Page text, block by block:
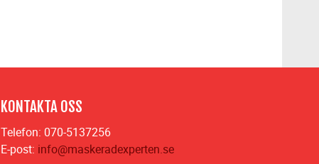
KONTAKTA OSS
Telefon: 070-5137256
E-post: info@maskeradexperten.se